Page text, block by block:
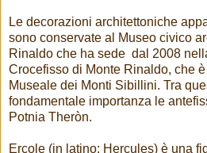
Le decorazioni architettoniche
sono conservate al Museo civico
Rinaldo che ha sede dal 2008
Crocefisso di Monte Rinaldo, che
Museale dei Monti Sibillini. Tra
fondamentale importanza le
Potnia Theròn.
Ercole (in latino: Hercules) è una